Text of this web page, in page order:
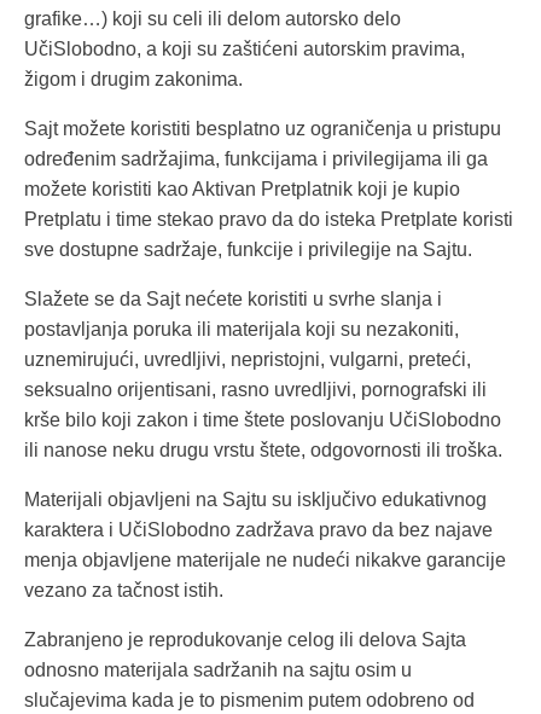
grafike…) koji su celi ili delom autorsko delo
UčiSlobodno, a koji su zaštićeni autorskim pravima,
žigom i drugim zakonima.
Sajt možete koristiti besplatno uz ograničenja u pristupu
određenim sadržajima, funkcijama i privilegijama ili ga
možete koristiti kao Aktivan Pretplatnik koji je kupio
Pretplatu i time stekao pravo da do isteka Pretplate koristi
sve dostupne sadržaje, funkcije i privilegije na Sajtu.
Slažete se da Sajt nećete koristiti u svrhe slanja i
postavljanja poruka ili materijala koji su nezakoniti,
uznemirujući, uvredljivi, nepristojni, vulgarni, preteći,
seksualno orijentisani, rasno uvredljivi, pornografski ili
krše bilo koji zakon i time štete poslovanju UčiSlobodno
ili nanose neku drugu vrstu štete, odgovornosti ili troška.
Materijali objavljeni na Sajtu su isključivo edukativnog
karaktera i UčiSlobodno zadržava pravo da bez najave
menja objavljene materijale ne nudeći nikakve garancije
vezano za tačnost istih.
Zabranjeno je reprodukovanje celog ili delova Sajta
odnosno materijala sadržanih na sajtu osim u
slučajevima kada je to pismenim putem odobreno od